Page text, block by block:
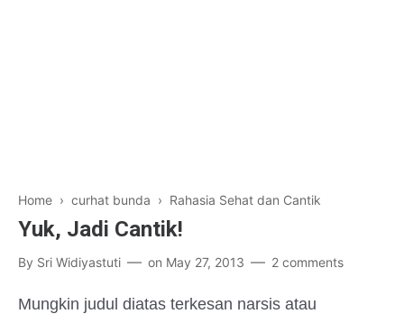
Home › curhat bunda › Rahasia Sehat dan Cantik
Yuk, Jadi Cantik!
By Sri Widiyastuti on May 27, 2013 2 comments
Mungkin judul diatas terkesan narsis atau